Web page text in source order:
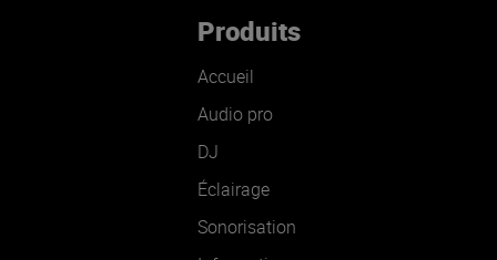
Produits
Accueil
Audio pro
DJ
Éclairage
Sonorisation